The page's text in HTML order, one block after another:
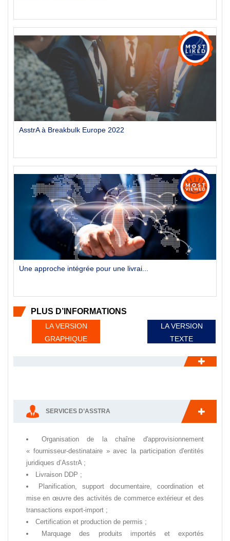
AsstrA à Breakbulk Europe 2022
Une approche intégrée pour une livrai...
PLUS D’INFORMATIONS
LA VERSION
GRAPHIQUE
LA VERSION
TEXTE
SERVICES D’ASSTRA
Organisation de la chaîne d'approvisionnement
« fournisseur-destinataire » avec la participation d'entités
juridiques d’AsstrA ;
Livraison DDP ;
Planification, support documentaire, coordination et
mise en œuvre des activités de commerce extérieur et des
transactions export-import ;
Certification et production de permis ;
Marquage des produits importés et exportés